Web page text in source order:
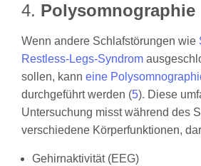
4. Polysomnographie
Wenn andere Schlafstörungen wie
Restless-Legs-Syndrom
sollen, kann eine
durchgeführt werden (5). Diese
Untersuchung misst während des
verschiedene Körperfunktionen,
Gehirnaktivität (EEG)